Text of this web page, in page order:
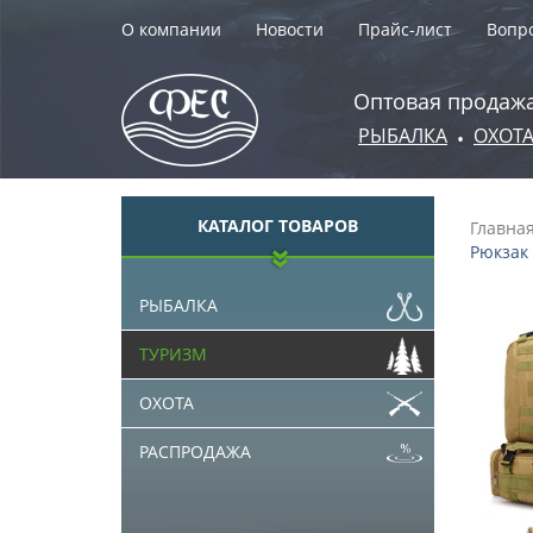
О компании Новости Прайс-лист
Оптовая
РЫБАЛКА • ОХОТА
КАТАЛОГ ТОВАРОВ
РЫБАЛКА
ТУРИЗМ
ОХОТА
РАСПРОДАЖА
Главная